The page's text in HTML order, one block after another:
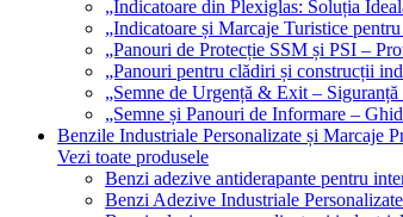
„Indicatoare din Plexiglas: Soluția
„Indicatoare și Marcaje Turistice
„Panouri de Protecție SSM și PSI –
„Panouri pentru clădiri și construcții
„Semne de Urgență & Exit –
„Semne și Panouri de Informare –
Benzile Industriale Personalizate și Marcaje
Vezi toate produsele
Benzi adezive antiderapante pentru
Benzi Adezive Industriale